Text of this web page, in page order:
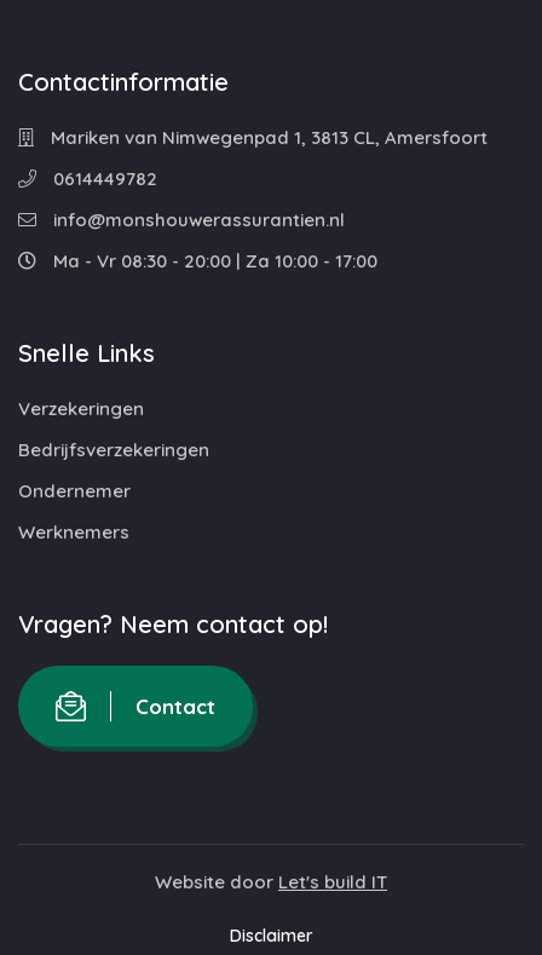
Contactinformatie
Mariken van Nimwegenpad 1, 3813 CL, Amersfoort
0614449782
info@monshouwerassurantien.nl
Ma - Vr 08:30 - 20:00 | Za 10:00 - 17:00
Snelle Links
Verzekeringen
Bedrijfsverzekeringen
Ondernemer
Werknemers
Vragen? Neem contact op!
Contact
Website door Let's build IT
Disclaimer